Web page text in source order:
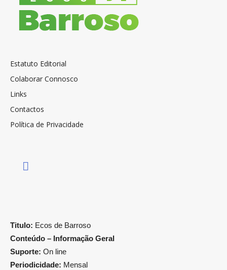
Estatuto Editorial
Colaborar Connosco
Links
Contactos
Política de Privacidade
Titulo: Ecos de Barroso
Conteúdo – Informação Geral
Suporte: On line
Periodicidade: Mensal